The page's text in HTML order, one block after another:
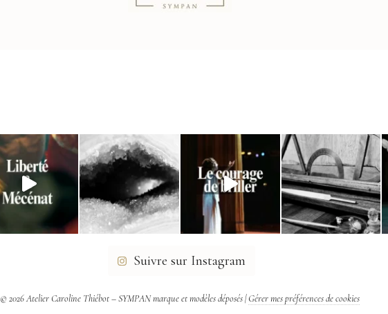
Suivre sur Instagram
© 2026 Atelier Caroline Thiébot – SYMPAN marque et modèles déposés |Gérer mes préférences de cookies